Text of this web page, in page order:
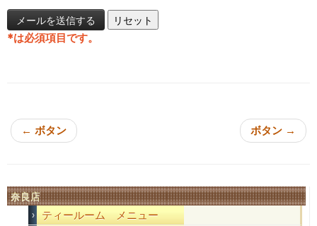
*は必須項目です。
← ボタン ボタン →
奈良店
ティールーム メニュー